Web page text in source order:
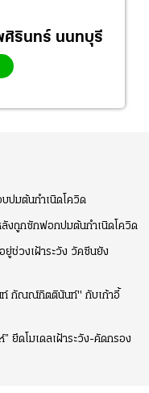
ศิรินทร์ นนทบุรี
ปมต้นกำเนิดโควิด
งถูกซักฟอกปมต้นกำเนิดโควิด
ช่วงเฝ้าระวัง วัคซีนยัง
ท์ กัณณ์กิตตินันท์" กับเก้าอี้
ยึดโมเดลเฝ้าระวัง-คัดกรอง